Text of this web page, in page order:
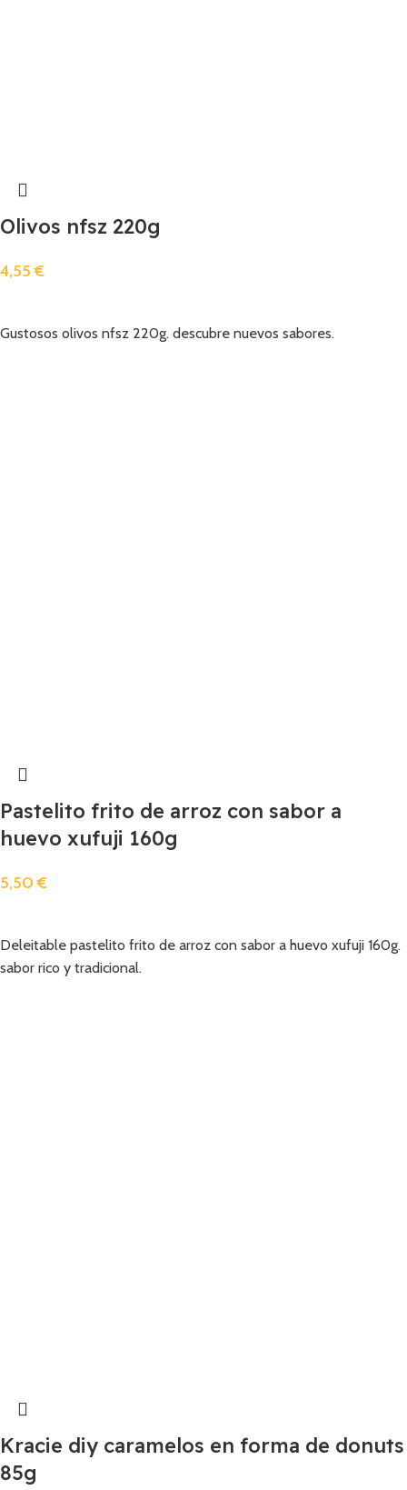
Olivos nfsz 220g
4,55€
Gustosos olivos nfsz 220g. descubre nuevos sabores.
Pastelito frito de arroz con sabor a
huevo xufuji 160g
5,50€
Deleitable pastelito frito de arroz con sabor a huevo xufuji 160g.
sabor rico y tradicional.
Kracie diy caramelos en forma de donuts
85g